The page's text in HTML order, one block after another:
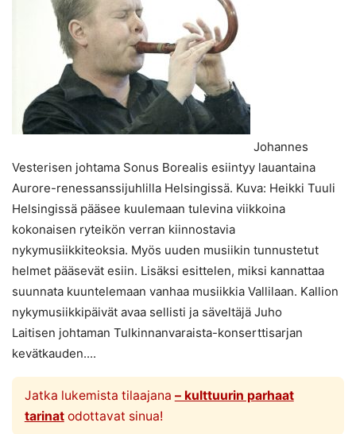
Johannes
Vesterisen johtama Sonus Borealis esiintyy lauantaina
Aurore-renessanssijuhlilla Helsingissä. Kuva: Heikki Tuuli
Helsingissä pääsee kuulemaan tulevina viikkoina
kokonaisen ryteikön verran kiinnostavia
nykymusiikkiteoksia. Myös uuden musiikin tunnustetut
helmet pääsevät esiin. Lisäksi esittelen, miksi kannattaa
suunnata kuuntelemaan vanhaa musiikkia Vallilaan. Kallion
nykymusiikkipäivät avaa sellisti ja säveltäjä Juho
Laitisen johtaman Tulkinnanvaraista-konserttisarjan
kevätkauden....
Jatka lukemista tilaajana – kulttuurin parhaat
tarinatodottavat sinua!